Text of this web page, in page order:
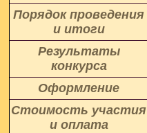
Порядок проведения
и итоги
Результаты
конкурса
Оформление
Стоимость участия
и оплата